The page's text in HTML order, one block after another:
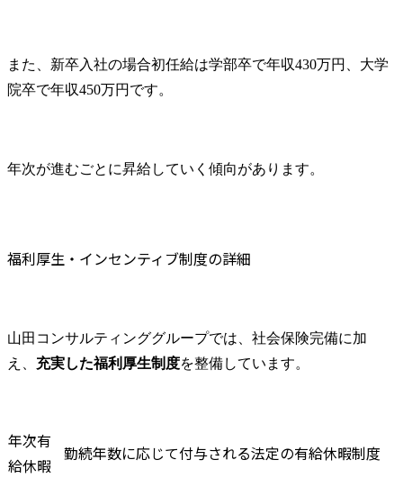
また、新卒入社の場合初任給は学部卒で年収430万円、大学
院卒で年収450万円です。
年次が進むごとに昇給していく傾向があります。
福利厚生・インセンティブ制度の詳細
山田コンサルティンググループでは、社会保険完備に加
え、 充実した福利厚生制度を整備しています。
年次有
給休暇
勤続年数に応じて付与される法定の有給休暇制度